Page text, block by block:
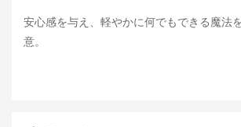
安心感を与え、軽やかに何でもできる魔法
意。